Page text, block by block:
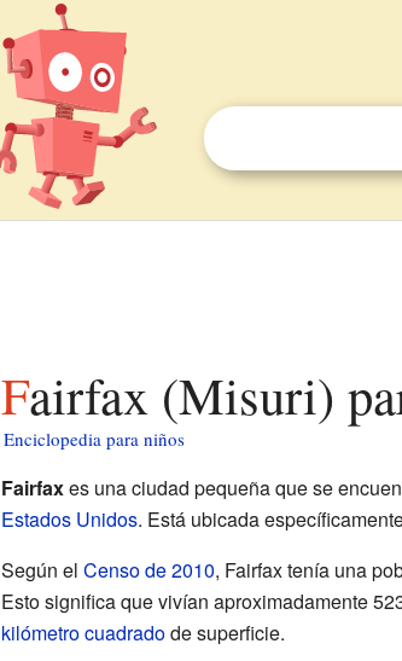
Fairfax (Misuri)
Enciclopedia para niños
Fairfaxes una ciudad pequeña que se
Estados Unidos. Está ubicada
Según el Censo de 2010, Fairfax tenía una
Esto significa que vivían aproximadamente
kilómetro cuadradode superficie.